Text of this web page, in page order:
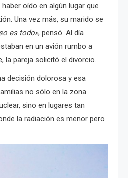
oído en algún lugar que
Una vez más, su marido se
es todo», pensó. Al día
en un avión rumbo a
la pareja solicitó el divorcio.
decisión dolorosa y esa
no sólo en la zona
sino en lugares tan
la radiación es menor pero